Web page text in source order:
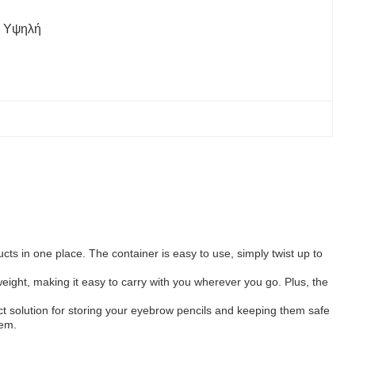
Υψηλή
in one place. The container is easy to use, simply twist up to
making it easy to carry with you wherever you go. Plus, the
solution for storing your eyebrow pencils and keeping them safe